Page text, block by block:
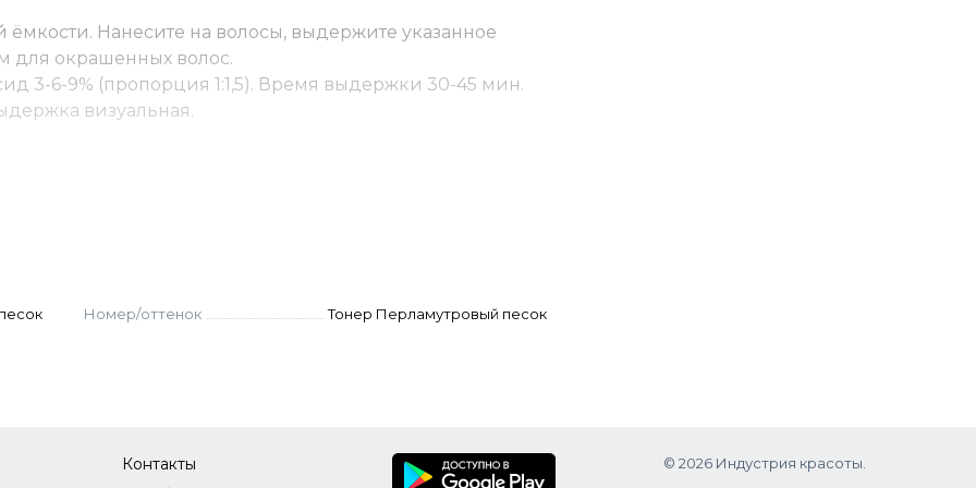
Нанесите на волосы, выдержите указанное
для окрашенных волос.
3-6-9% (пропорция 1:1,5). Время выдержки 30-45 мин.
визуальная.
распределить эмульгирующей техникой.
Номер/оттенок Тонер Перламутровый песок
Контакты
© 2026 Индустрия красоты.